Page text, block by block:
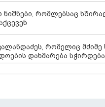
ნიშნები, რომლებსაც
რომელიც მძიმე
დახმარება სჭირდება